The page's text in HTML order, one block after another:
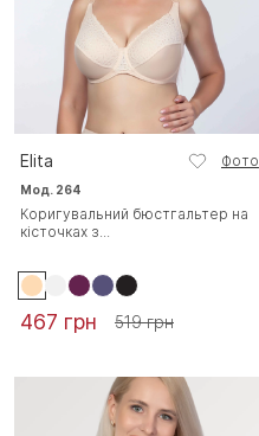
Elita Фото
Мод. 264
Коригувальний бюстгальтер на
кісточках з...
467 грн 519 грн